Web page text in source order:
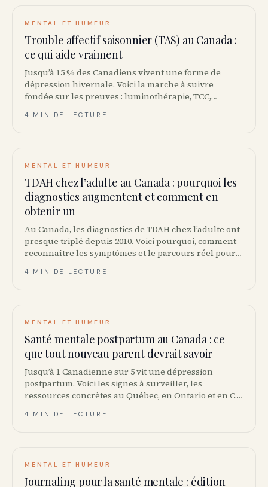
MENTAL ET HUMEUR
Trouble affectif saisonnier (TAS) au Canada :
ce qui aide vraiment
Jusqu’à 15 % des Canadiens vivent une forme de
dépression hivernale. Voici la marche à suivre
fondée sur les preuves : luminothérapie, TCC,
4 MIN DE LECTURE
MENTAL ET HUMEUR
TDAH chez l’adulte au Canada : pourquoi les
diagnostics augmentent et comment en
obtenir un
Au Canada, les diagnostics de TDAH chez l’adulte ont
presque triplé depuis 2010. Voici pourquoi, comment
reconnaître les symptômes et le parcours réel pour
B.
4 MIN DE LECTURE
MENTAL ET HUMEUR
Santé mentale postpartum au Canada : ce
que tout nouveau parent devrait savoir
Jusqu’à 1 Canadienne sur 5 vit une dépression
postpartum. Voici les signes à surveiller, les
ressources concrètes au Québec, en Ontario et en C.-
« bien ».
4 MIN DE LECTURE
MENTAL ET HUMEUR
Journaling pour la santé mentale : édition